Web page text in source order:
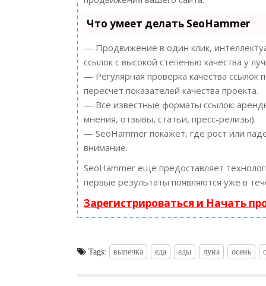
Что умеет делать SeoHammer
— Продвижение в один клик,
ссылок с высокой степенью качества у
— Регулярная проверка качества
пересчет показателей качества проекта.
— Все известные форматы ссылок:
мнения, отзывы, статьи, пресс-релизы).
— SeoHammer покажет, где рост или
внимание.
SeoHammer еще предоставляет
первые результаты появляются уже в
Зарегистрироваться и Начать
Tags: выпечка еда еды луна осень